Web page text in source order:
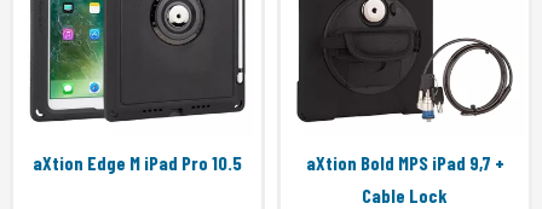
aXtion Edge M iPad Pro 10.5
aXtion Bold MPS iPad 9,7 +
Cable Lock